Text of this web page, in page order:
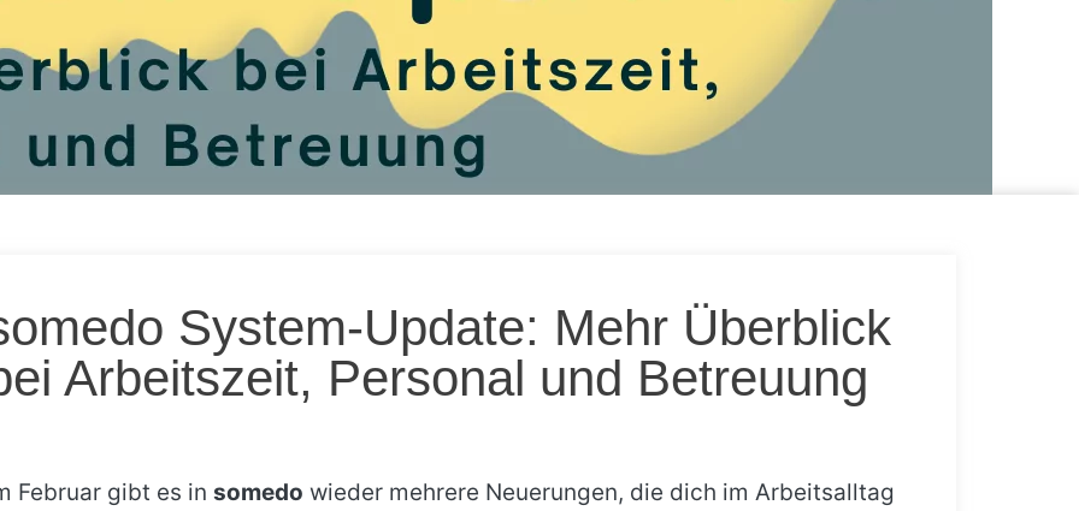
System-Update: Mehr Überblick
Arbeitszeit, Personal und Betreuung
Februar gibt es in somedo wieder mehrere Neuerungen, die dich im Arbeitsalltag